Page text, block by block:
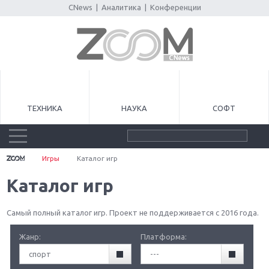
CNews Аналитика Конференции
ТЕХНИКА НАУКА СОФТ
Игры Каталог игр
Каталог игр
Самый полный каталог игр. Проект не поддерживается с 2016 года.
Жанр:
спорт
Платформа:
---